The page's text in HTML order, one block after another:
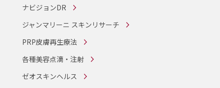
ナビジョンDR
ジャンマリーニ スキンリサーチ
PRP皮膚再生療法
各種美容点滴・注射
ゼオスキンヘルス